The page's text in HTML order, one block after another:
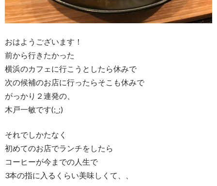
おはようございます！
前から行きたかった
横浜のカフェに行こうとしたら休みで
次の候補のお店に行ったらそこも休みで
がっかり２連発の、
木戸一敏です(;_;)
それでしかたなく
初めてのお店でランチをしたら
コーヒーが今までの人生で
3本の指に入るくらい美味しくて、、